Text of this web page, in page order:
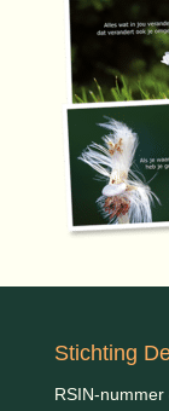
Stichting
RSIN-